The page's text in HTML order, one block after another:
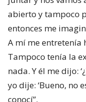
abierto y tampoco
entonces me
A mí me entretenía
Tampoco tenía la
nada. Y él me dijo:
yo dije: ‘Bueno, no
conocí”.